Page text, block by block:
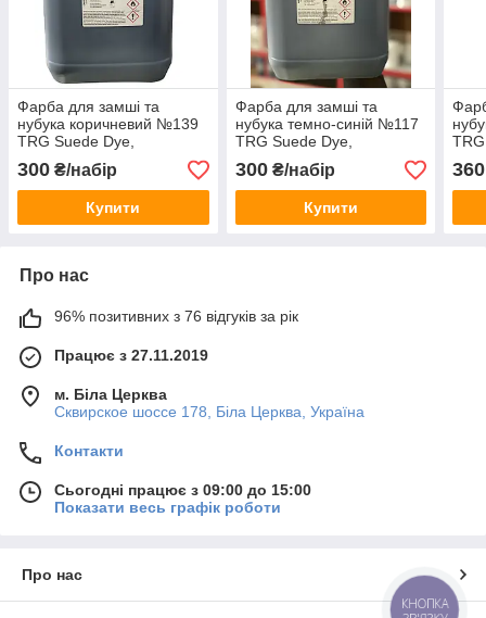
Фарба для замші та
нубука коричневий №139
TRG Suede Dye,
300 ₴/набір
Купити
Фарба для замші та
нубука темно-синій №117
TRG Suede Dye,
300₴/набір
Купити
360
Про нас
96% позитивних з 76 відгуків за рік
Працює з 27.11.2019
м. Біла Церква
Сквирское шоссе 178, Біла Церква, Україна
Контакти
Сьогодні працює з 09:00 до 15:00
Показати весь графік роботи
Про нас
КНОПКА